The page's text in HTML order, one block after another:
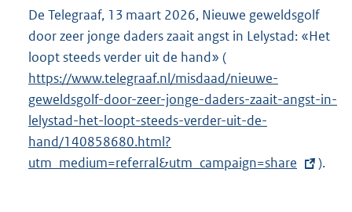
n
k
De Telegraaf, 13 maart 2026, Nieuwe geweldsgolf
door zeer jonge daders zaait angst in Lelystad: «Het
loopt steeds verder uit de hand» (
x
t
e
n
https://www.telegraaf.nl/misdaad/nieuwe-
geweldsgolf-door-zeer-jonge-daders-zaait-angst-in-
lelystad-het-loopt-steeds-verder-uit-de-
hand/140858680.html?
utm_medium=referral&utm_campaign=share
).